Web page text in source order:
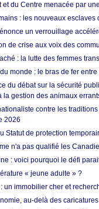
et du Centre menacée par
: les nouveaux
un verrouillage
de crise aux voix des
: la lutte des femmes
monde : le bras de fer entre
du débat sur la sécurité
la gestion des animaux
contre les
2026
Statut de protection
n'a pas qualifié les
: voici pourquoi le défi
« jeune adulte » ?
un immobilier cher et
au-delà des caricatures